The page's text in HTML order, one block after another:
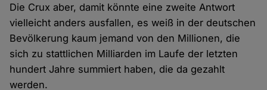
Die Crux aber, damit könnte eine zweite Antwort
vielleicht anders ausfallen, es weiß in der deutschen
Bevölkerung kaum jemand von den Millionen, die
sich zu stattlichen Milliarden im Laufe der letzten
hundert Jahre summiert haben, die da gezahlt
werden.